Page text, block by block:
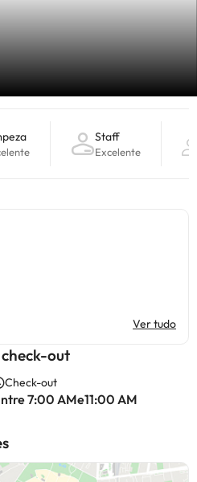
Staff
Excelente
Ver tudo
out
Check-out
7:00 AMe11:00 AM